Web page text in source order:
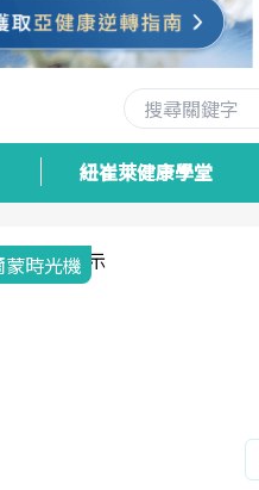
紐崔萊健康學堂
蒙時光機